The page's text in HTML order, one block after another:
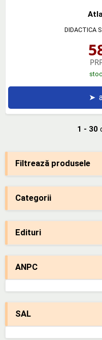
Filtrează produsele
Categorii
Edituri
ANPC
SAL
DIDACTICA
➤
1 - 30